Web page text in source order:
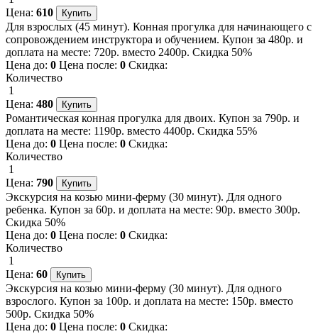
Цена: 610
Для взрослых (45 минут). Конная прогулка для начинающего с
сопровождением инструктора и обучением. Купон за 480р. и
доплата на месте: 720р. вместо 2400р. Скидка 50%
Цена до: 0 Цена после: 0 Скидка:
Количество
1
Цена: 480
Романтическая конная прогулка для двоих. Купон за 790р. и
доплата на месте: 1190р. вместо 4400р. Скидка 55%
Цена до: 0 Цена после: 0 Скидка:
Количество
1
Цена: 790
Экскурсия на козью мини-ферму (30 минут). Для одного
ребенка. Купон за 60р. и доплата на месте: 90р. вместо 300р.
Скидка 50%
Цена до: 0 Цена после: 0 Скидка:
Количество
1
Цена: 60
Экскурсия на козью мини-ферму (30 минут). Для одного
взрослого. Купон за 100р. и доплата на месте: 150р. вместо
500р. Скидка 50%
Цена до: 0 Цена после: 0 Скидка: